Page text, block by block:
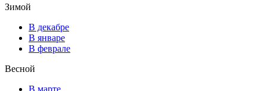
Зимой
В декабре
В январе
В феврале
Весной
В марте